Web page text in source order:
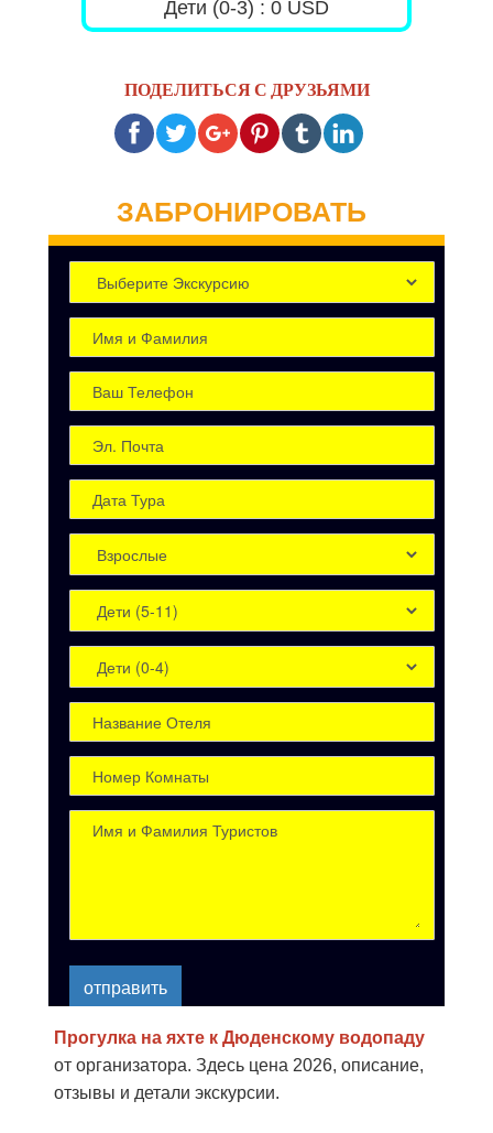
отправить
ЗАБРОНИРОВАТЬ
ПОДЕЛИТЬСЯ С ДРУЗЬЯМИ
Прогулка на яхте к Дюденскому водопаду
от организатора. Здесь цена 2026, описание,
отзывы и детали экскурсии.
Дети (0-3) : 0 USD